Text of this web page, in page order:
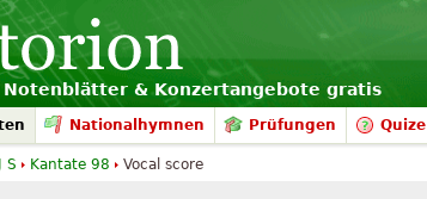
& Konzertangebote gratis
Nationalhymnen Prüfungen Quize
S Kantate 98 Vocal score